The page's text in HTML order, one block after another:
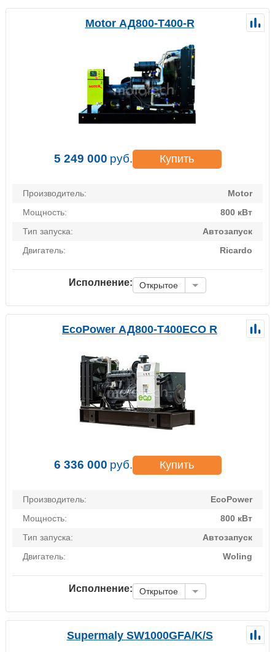
Motor АД800-Т400-R
5 249 000 руб. Купить
Производитель:
Motor
Мощность:
800 кВт
Тип запуска:
Автозапуск
Двигатель:
Ricardo
Исполнение: Открытое
EcoPower АД800-T400ECO R
6 336 000 руб. Купить
Производитель:
EcoPower
Мощность:
800 кВт
Тип запуска:
Автозапуск
Двигатель:
Woling
Исполнение: Открытое
Supermaly SW1000GFA/K/S